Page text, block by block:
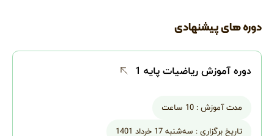
دوره های پیشنهادی
دوره آموزش ریاضیات پایه 1
مدت آموزش : 10 ساعت
تاریخ برگزاری : سه‌شنبه 17 خرداد 1401